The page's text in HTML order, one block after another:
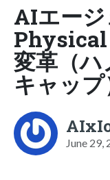
AIエージ
Physical
変革（ハ
キャップ
June 29,